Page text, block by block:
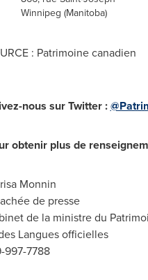
Winnipeg (Manitoba)
: Patrimoine canadien
nous sur Twitter :
obtenir plus de
Monnin
de presse
de la ministre du
Langues officielles
997-7788